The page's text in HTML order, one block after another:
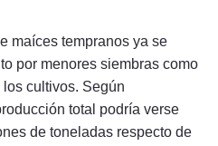
maíces tempranos ya se
por menores siembras como
cultivos. Según
total podría verse
de toneladas respecto de